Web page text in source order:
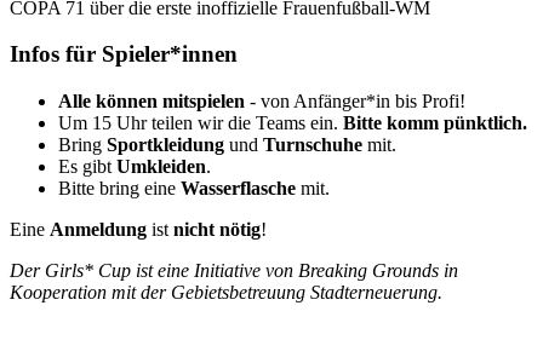
COPA 71 über die erste inoffizielle Frauenfußball-WM
Infos für Spieler*innen
Alle können mitspielen - von Anfänger*in bis Profi!
Um 15 Uhr teilen wir die Teams ein. Bitte komm pünktlich.
Bring Sportkleidung und Turnschuhe mit.
Es gibt Umkleiden.
Bitte bring eine Wasserflasche mit.
Eine Anmeldung ist nicht nötig!
Der Girls* Cup ist eine Initiative von Breaking Grounds in
Kooperation mit der Gebietsbetreuung Stadterneuerung.